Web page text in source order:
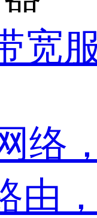
宽
络
由